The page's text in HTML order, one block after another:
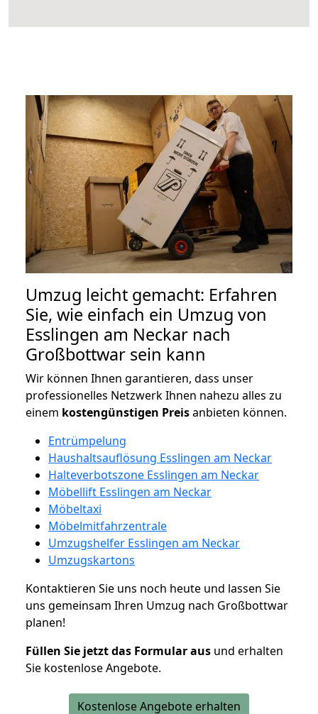
Umzug leicht gemacht: Erfahren
Sie, wie einfach ein Umzug von
Esslingen am Neckar nach
Großbottwar sein kann
Wir können Ihnen garantieren, dass unser
professionelles Netzwerk Ihnen nahezu alles zu
einem kostengünstigen Preisanbieten können.
Entrümpelung
Haushaltsauflösung Esslingen am Neckar
Halteverbotszone Esslingen am Neckar
Möbellift Esslingen am Neckar
Möbeltaxi
Möbelmitfahrzentrale
Umzugshelfer Esslingen am Neckar
Umzugskartons
Kontaktieren Sie uns noch heute und lassen Sie
uns gemeinsam Ihren Umzug nach Großbottwar
planen!
Füllen Sie jetzt das Formular aus und erhalten
Sie kostenlose Angebote.
Kostenlose Angebote erhalten